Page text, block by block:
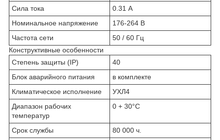
Сила тока
0.31 А
Номинальное напряжение
176-264 В
Частота сети
50 / 60 Гц
Конструктивные особенности
Степень защиты (IP)
40
Блок аварийного питания
в комплекте
Климатическое исполнение
УХЛ4
Диапазон рабочих
температур
0 + 30°C
Срок службы
80 000 ч.